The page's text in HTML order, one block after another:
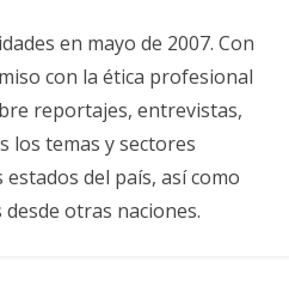
en mayo de 2007. Con
con la ética profesional
reportajes, entrevistas,
los temas y sectores
del país, así como
otras naciones.